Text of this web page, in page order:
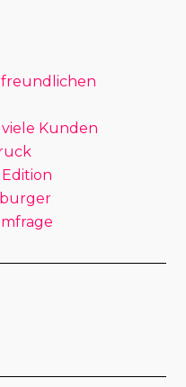
Kunden